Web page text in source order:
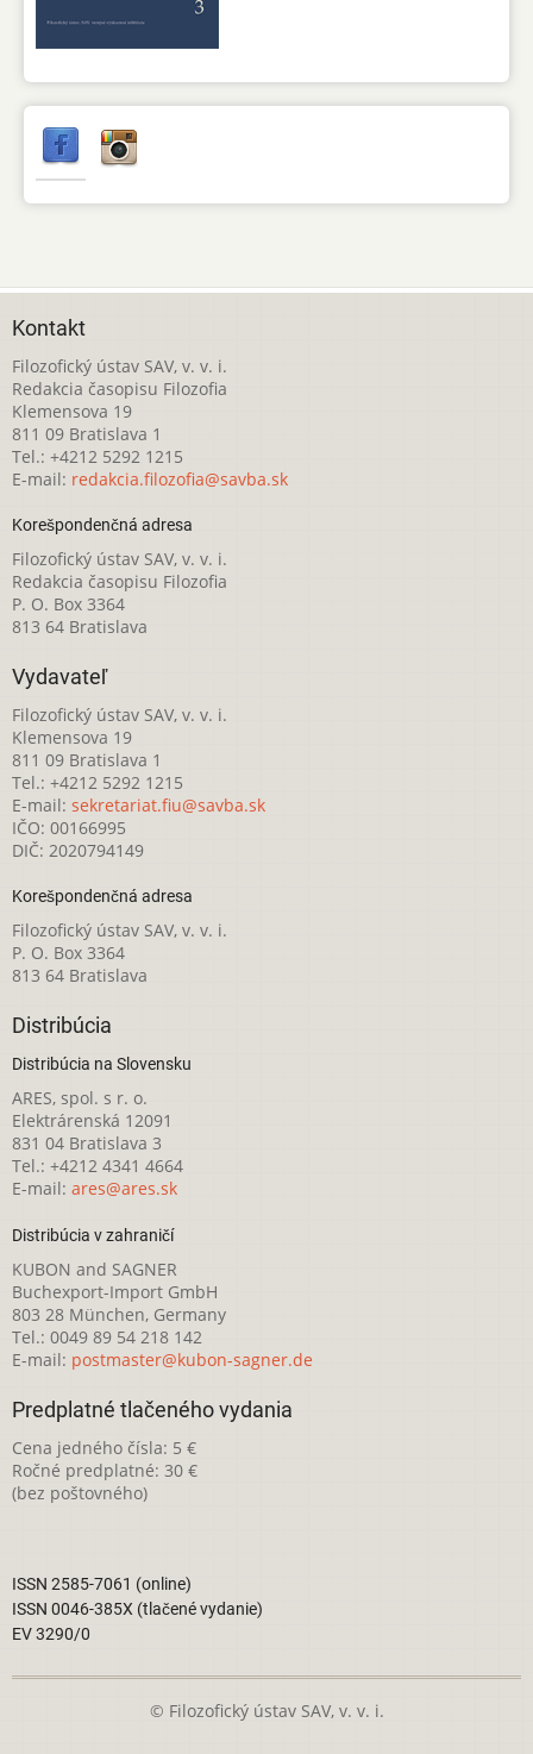
Kontakt
Filozofický ústav SAV, v. v. i.
Redakcia časopisu Filozofia
Klemensova 19
811 09 Bratislava 1
Tel.: +4212 5292 1215
E-mail: redakcia.filozofia@savba.sk
Korešpondenčná adresa
Filozofický ústav SAV, v. v. i.
Redakcia časopisu Filozofia
P. O. Box 3364
813 64 Bratislava
Vydavateľ
Filozofický ústav SAV, v. v. i.
Klemensova 19
811 09 Bratislava 1
Tel.: +4212 5292 1215
E-mail: sekretariat.fiu@savba.sk
IČO: 00166995
DIČ: 2020794149
Korešpondenčná adresa
Filozofický ústav SAV, v. v. i.
P. O. Box 3364
813 64 Bratislava
Distribúcia
Distribúcia na Slovensku
ARES, spol. s r. o.
Elektrárenská 12091
831 04 Bratislava 3
Tel.: +4212 4341 4664
E-mail: ares@ares.sk
Distribúcia v zahraničí
KUBON and SAGNER
Buchexport-Import GmbH
803 28 München, Germany
Tel.: 0049 89 54 218 142
E-mail: postmaster@kubon-sagner.de
Predplatné tlačeného vydania
Cena jedného čísla: 5 €
Ročné predplatné: 30 €
(bez poštovného)
ISSN 2585-7061 (online)
ISSN 0046-385X (tlačené vydanie)
EV 3290/0
© Filozofický ústav SAV, v. v. i.